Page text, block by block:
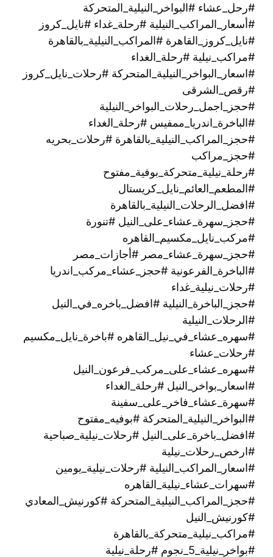
#رحل_عشاء #البواخر_النيلية_المتحركة
#أسعار_المراكب_النيلية #رحلة_غداء #نايل_كروز
#نايل_كروز_القاهرة #المراكب_النيلية_بالقاهرة
#مراكب_نيلية #رحلة_الغداء
#اسعار_البواخر_النيلية_المتحركة #رحلات_نايل_كروز
#رقص_الشرقى
#حجز_اجمل_رحلات_البواخر_النيلية
#الباخرة_اندريا_ممفيس #رحلة_الغداء
#حجز_المراكب_النيلية_بالقاهرة #رحلات_بحريه
#حجز_مراكب
#رحلة_نيلية_متحركة_بوفية_مفتوح
#المطعم_العائم_نايل_كريستال
#افضل_الرحلات_النيلية_بالقاهرة
#حجز_سهرة_عشاء_على_النيل #تنورة
#مركب_نايل_مكسيم_القاهره
#حجز_سهرة_عشاء_مصر #أجازات_مصر
#الباخرة_الفرعونية #حجز_عشاء_مركب_اندريا
#رحلات_نيلية_غداء
#حجز_الباخرة_النيلية #افضل_باخره_في_النيل
#الرحلات_النيلية
#سهره_عشاء_في_نيل_القاهره‏ #باخرة_نايل_مكسيم
#رحلات_عشاء
#سهره_عشاء_على_مركب_فرعون_النيل
#اسعار_بواخر_النيل #رحلة_الغداء
#سهرة_عشاء_فاخر_على_سفينة
#البواخر_النيلية_المتحركة #بوفيه_مفتوح
#افضل_باخرة_على_النيل #رحلات_نيلية_صباحية
#ارخص_رحلات_نيلية
#اسعار_المراكب_النيلية #رحلات_نيلية_يومين
#سهرات_عشاء_نيلية_القاهره
#حجز_المراكب_النيلية_المتحركة #كورنيش_المعادي
#كورنيش_النيل
#مراكب_نيلية_متحركة_بالقاهرة
#بواخر_نيلية_5_نجوم #رحلة_نيلية